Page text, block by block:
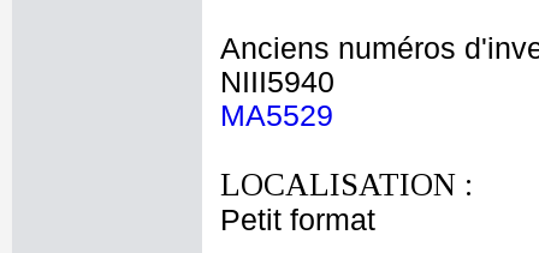
Anciens numéros
NIII5940
MA5529
LOCALISATION :
Petit format